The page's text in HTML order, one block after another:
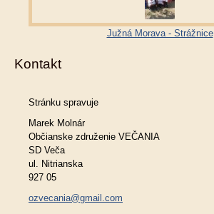
Južná Morava - Strážnice
Kontakt
Stránku spravuje
Marek Molnár
Občianske združenie VEČANIA
SD Veča
ul. Nitrianska
927 05
ozvecania@gmail.com